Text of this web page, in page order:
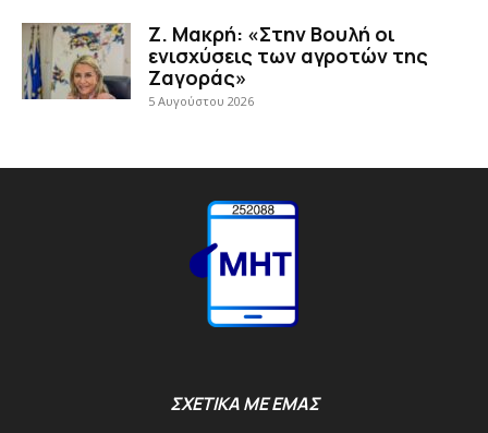
Ζ. Μακρή: «Στην Βουλή οι
ενισχύσεις των αγροτών της
Ζαγοράς»
5 Αυγούστου 2026
ΣΧΕΤΙΚΑ ΜΕ ΕΜΑΣ